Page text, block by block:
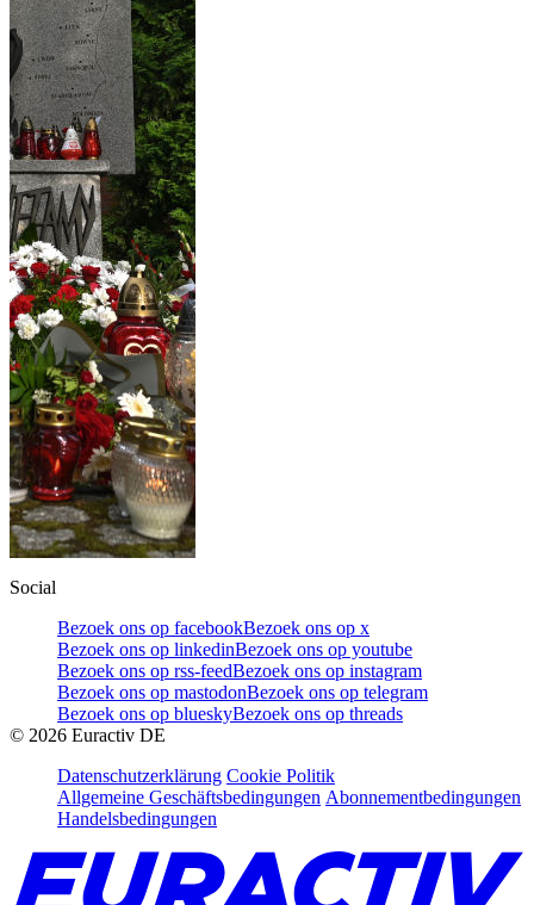
Social
Bezoek ons op facebookBezoek ons op x
Bezoek ons op linkedinBezoek ons op youtube
Bezoek ons op rss-feedBezoek ons op instagram
Bezoek ons op mastodonBezoek ons op telegram
Bezoek ons op blueskyBezoek ons op threads
© 2026 Euractiv DE
Datenschutzerklärung Cookie Politik
Allgemeine Geschäftsbedingungen Abonnementbedingungen
Handelsbedingungen